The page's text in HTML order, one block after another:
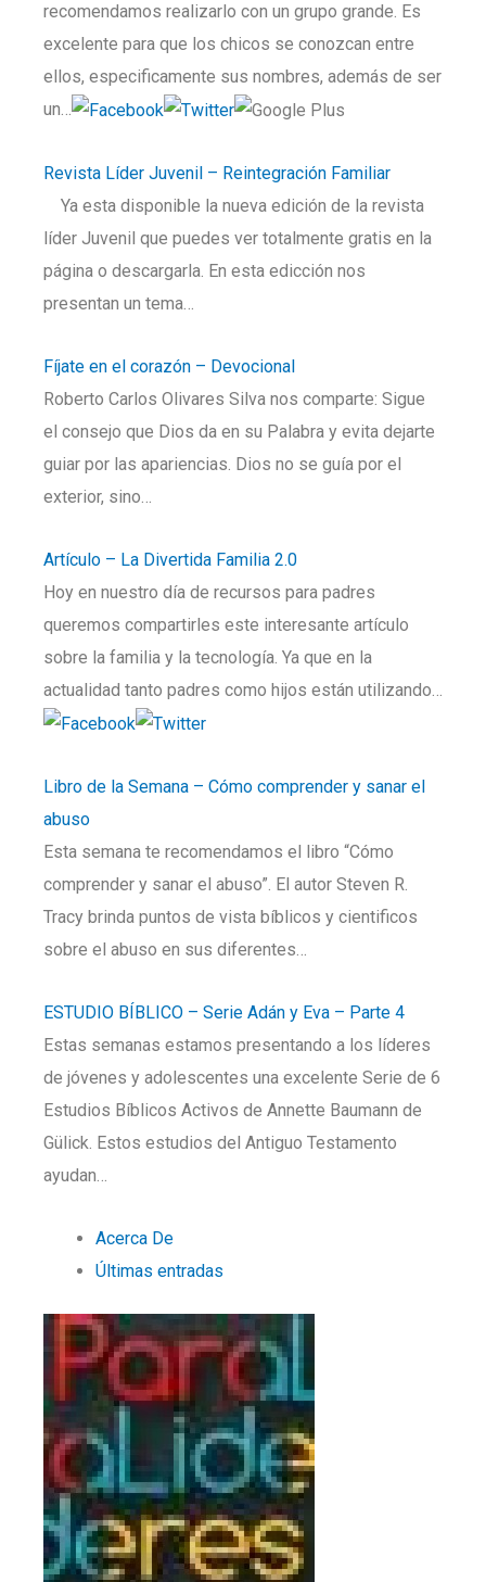
recomendamos realizarlo con un grupo grande. Es
excelente para que los chicos se conozcan entre
ellos, especificamente sus nombres, además de ser
un…
Revista Líder Juvenil – Reintegración Familiar
Ya esta disponible la nueva edición de la revista
líder Juvenil que puedes ver totalmente gratis en la
página o descargarla. En esta edicción nos
presentan un tema…
Fíjate en el corazón – Devocional
Roberto Carlos Olivares Silva nos comparte: Sigue
el consejo que Dios da en su Palabra y evita dejarte
guiar por las apariencias. Dios no se guía por el
exterior, sino…
Artículo – La Divertida Familia 2.0
Hoy en nuestro día de recursos para padres
queremos compartirles este interesante artículo
sobre la familia y la tecnología. Ya que en la
actualidad tanto padres como hijos están utilizando…
Libro de la Semana – Cómo comprender y sanar el
abuso
Esta semana te recomendamos el libro “Cómo
comprender y sanar el abuso”. El autor Steven R.
Tracy brinda puntos de vista bíblicos y cientificos
sobre el abuso en sus diferentes…
ESTUDIO BÍBLICO – Serie Adán y Eva – Parte 4
Estas semanas estamos presentando a los líderes
de jóvenes y adolescentes una excelente Serie de 6
Estudios Bíblicos Activos de Annette Baumann de
Gülick. Estos estudios del Antiguo Testamento
ayudan…
Acerca De
Últimas entradas